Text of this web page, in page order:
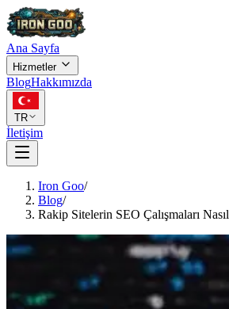
Ana Sayfa
Hizmetler
BlogHakkımızda
TR
İletişim
Iron Goo/
Blog/
Rakip Sitelerin SEO Çalışmaları